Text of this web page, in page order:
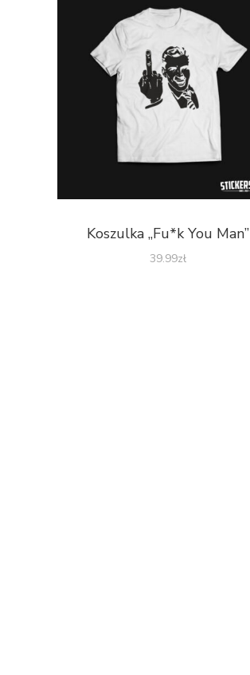
Koszulka „Fu*k You Man”
39.99zł